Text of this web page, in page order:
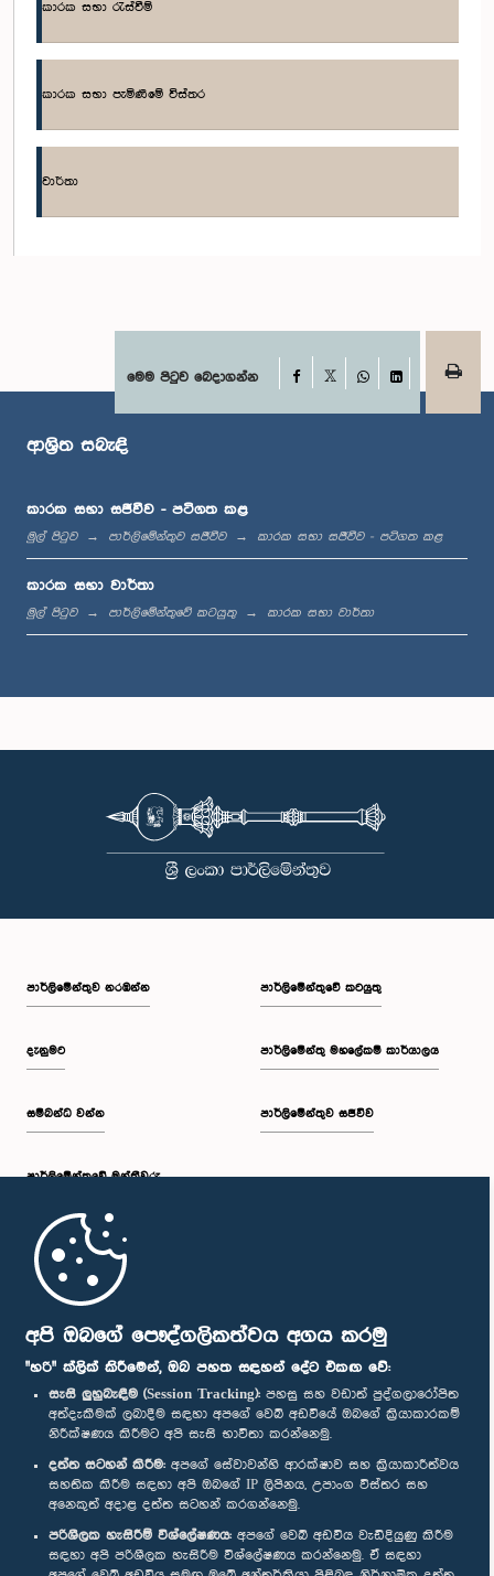
අපි ඔබගේ පෞද්ගලිකත්වය අගය කරමු
"හරි" ක්ලික් කිරීමෙන්, ඔබ පහත සඳහන් දේට එකඟ වේ:
සැසි ලුහුබැඳීම (Session Tracking): පහසු සහ වඩාත් පුද්ගලාරෝපිත
අත්දැකීමක් ලබාදීම සඳහා අපගේ වෙබ් අඩවියේ ඔබගේ ක්‍රියාකාරකම්
නිරීක්ෂණය කිරීමට අපි සැසි භාවිතා කරන්නෙමු.
දත්ත සටහන් කිරීම: අපගේ සේවාවන්හි ආරක්ෂාව සහ ක්‍රියාකාරීත්වය
සහතික කිරීම සඳහා අපි ඔබගේ IP ලිපිනය, උපාංග විස්තර සහ
අනෙකුත් අදාළ දත්ත සටහන් කරගන්නෙමු.
පරිශීලක හැසිරීම් විශ්ලේෂණය: අපගේ වෙබ් අඩවිය වැඩිදියුණු කිරීම
සඳහා අපි පරිශීලක හැසිරීම විශ්ලේෂණය කරන්නෙමු. ඒ සඳහා
ගරු කනක හේරත් මහතා, පා.ම.
ගරු (වෛද්‍ය) ගයාෂාන් නවනන්ද මහතා, පා.ම.
ගරු (වෛද්‍ය) රාජිත සේනාරත්න මහතා, පා.ම.
ගරු ෆයිසාල් කාසිම් මහතා, පා.ම.
සාමාජික
සාමාජික
කාරක සභා රැස්වීම්
කාරක සභා පැමිණීමේ විස්තර
වාර්තා
මෙම පිටුව බෙදාගන්න Facebook
WhatsApp
LinkedIn
ආශ්‍රිත සබැඳි
කාරක සභා සජීවීව - පටිගත කළ
මුල් පිටුව පාර්ලිමේන්තුව සජීවීව කාරක සභා සජීවීව - පටිගත කළ
කාරක සභා වාර්තා
මුල් පිටුව පාර්ලිමේන්තුවේ කටයුතු කාරක සභා වාර්තා
පාර්ලි‌මේන්තුව නරඹන්න
දැනුමට
සම්බන්ධ වන්න
පාර්ලි‌මේන්තුවේ මන්ත්‍රීවරු
මුල් පිටුව
පාර්ලිමේන්තුවේ කටයුතු
පාර්ලිමේන්තු මහලේකම් කාර්යාලය
පාර්ලිමේන්තුව සජීවීව
පාර්ලිමේන්තු ජංගම යෙදුම
අප හා සම්බන්ධ වී සිටින්න :
සම්මාන